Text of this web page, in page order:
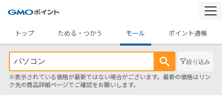
トップ
ためる・つかう モール ポイント通帳
絞り込み
※表示されている価格が最新ではない場合がございます。最新の価格はリン
ク先の商品詳細ページでご確認をお願いします。